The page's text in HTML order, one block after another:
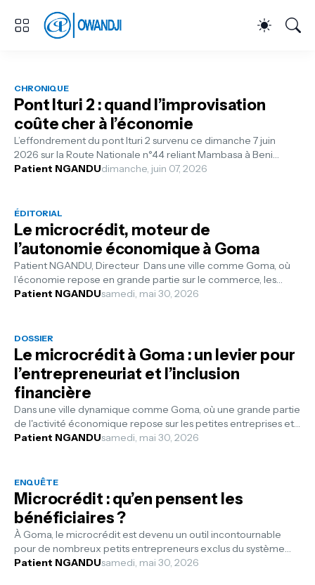
CHRONIQUE
Pont Ituri 2 : quand l’improvisation
coûte cher à l’économie
L’effondrement du pont Ituri 2 survenu ce dimanche 7 juin
2026 sur la Route Nationale n°44 reliant Mambasa à Beni
constitue bien plus qu’un...
Patient NGANDUdimanche, juin 07, 2026
ÉDITORIAL
Le microcrédit, moteur de
l’autonomie économique à Goma
Patient NGANDU, Directeur Dans une ville comme Goma, où
l’économie repose en grande partie sur le commerce, les
petites activités génératr...
Patient NGANDUsamedi, mai 30, 2026
DOSSIER
Le microcrédit à Goma : un levier pour
l’entrepreneuriat et l’inclusion
financière
Dans une ville dynamique comme Goma, où une grande partie
de l'activité économique repose sur les petites entreprises et
le secteur inf...
Patient NGANDUsamedi, mai 30, 2026
ENQUÊTE
Microcrédit : qu’en pensent les
bénéficiaires ?
À Goma, le microcrédit est devenu un outil incontournable
pour de nombreux petits entrepreneurs exclus du système
bancaire traditionnel. Co...
Patient NGANDUsamedi, mai 30, 2026